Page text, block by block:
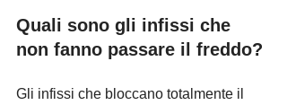
Quali sono gli infissi che
non fanno passare il freddo?
Gli infissi che bloccano totalmente il